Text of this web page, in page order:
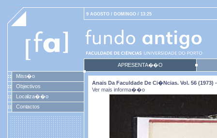
9 AGOSTO / DOMINGO / 13:25
APRESENTA��O
Miss�o
Objectivos
Localiza��o
Contactos
Anais Da Faculdade De Ci�ncias. Vol. 56 (1973)
Ver mais informa��o